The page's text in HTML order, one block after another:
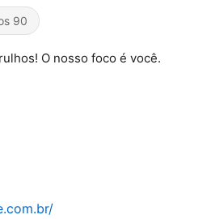
90
O nosso foco é você.